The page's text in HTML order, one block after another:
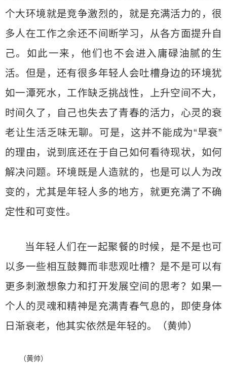
个大环境就是竞争激烈的，就是充满活力的，很
多人在工作之余还不间断学习，从各方面提升自
己。如此一来，他们也不会进入庸碌油腻的生
活。但是，还有很多年轻人会吐槽身边的环境犹
如一潭死水，工作缺乏挑战性，上升空间不大，
时间久了，自己也失去了青春的活力，心灵的衰
老让生活乏味无聊。可是，这并不能成为“早衰”
的理由，说到底还在于自己如何看待现状，如何
解决问题。环境既是人造就的，也是可以人为改
变的，尤其是年轻人多的地方，就更充满了不确
定性和可变性。
当年轻人们在一起聚餐的时候，是不是也可
以多一些相互鼓舞而非悲观吐槽？是不是可以有
更多刺激想象力和打开发展空间的思考？如果一
个人的灵魂和精神是充满青春气息的，即使身体
日渐衰老，他其实依然是年轻的。（黄帅）
（黄帅）